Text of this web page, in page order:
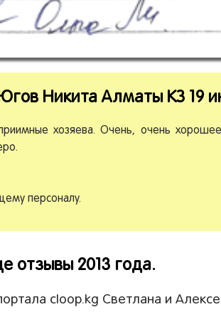
Никита Алматы КЗ 19
хозяева. Очень, очень
персоналу.
отзывы 2013 года.
cloop.kg Светлана и